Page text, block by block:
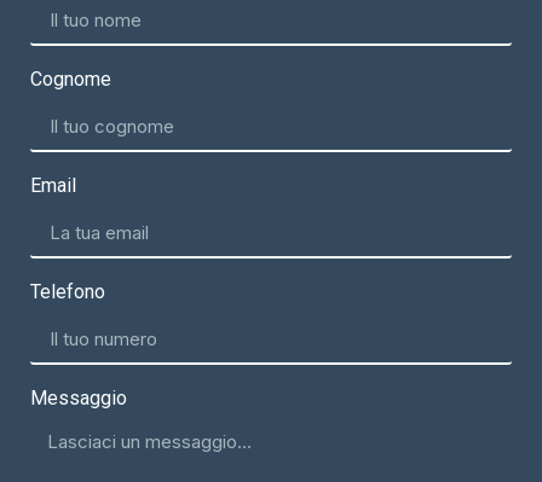
Cognome
Email
Telefono
Messaggio